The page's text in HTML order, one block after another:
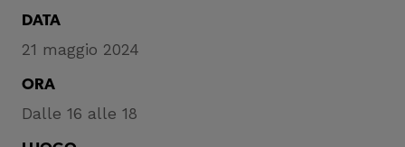
DATA
21 maggio 2024
ORA
Dalle 16 alle 18